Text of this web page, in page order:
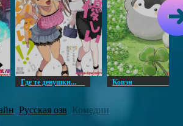
Где те девушки... Копэн
Русская озв Комедии